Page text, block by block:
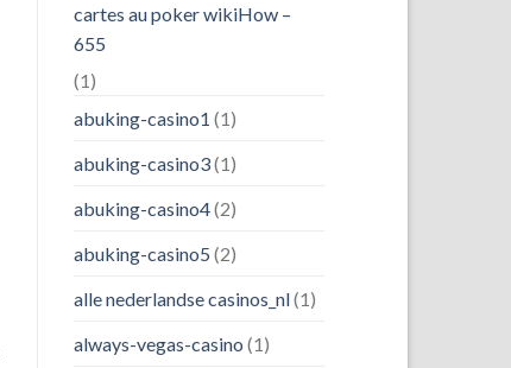
cartes au poker wikiHow –
655
(1)
abuking-casino1 (1)
abuking-casino3(1)
abuking-casino4(2)
abuking-casino5 (2)
alle nederlandse casinos_nl(1)
always-vegas-casino (1)